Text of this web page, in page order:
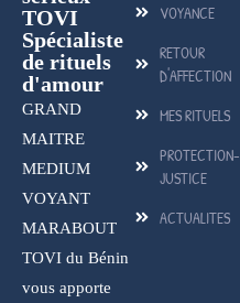
TOVI
Spécialiste
de rituels
d'amour
GRAND
MAITRE
MEDIUM
VOYANT
MARABOUT
TOVI du Bénin
vous apporte
VOYANCE
RETOUR
D'AFFECTION
MES RITUELS
PROTECTION-
JUSTICE
ACTUALITES